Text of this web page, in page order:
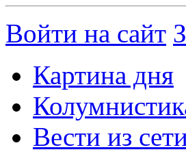
Войти на сайт
Картина дня
Вести из